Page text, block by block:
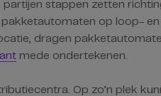
stappen zetten
op loop- en
dragen
mede ondertekenen.
Op zo’n plek